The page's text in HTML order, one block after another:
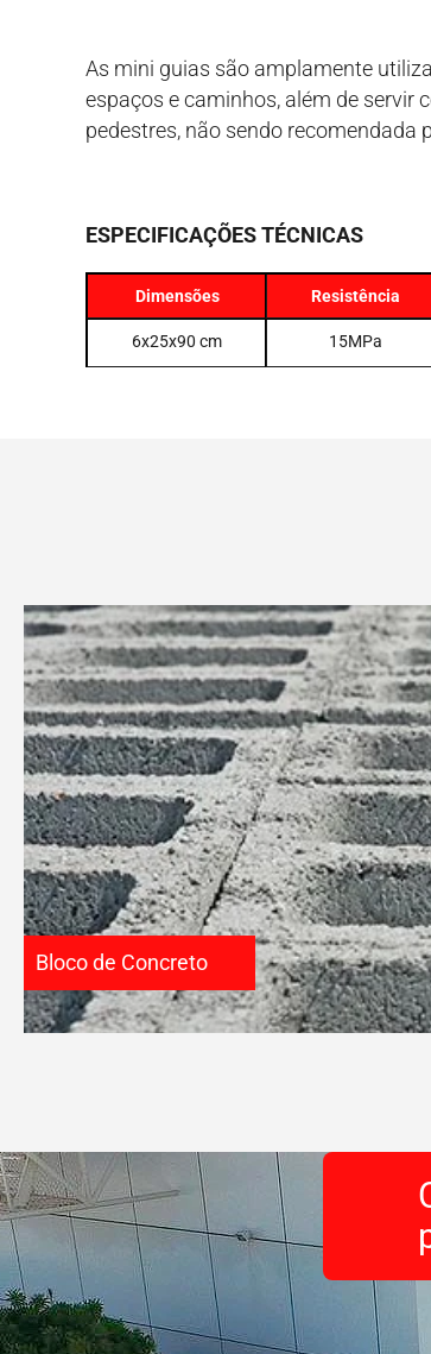
As mini guias são amplamente
espaços e caminhos, além de servir
pedestres, não sendo recomendada
ESPECIFICAÇÕES TÉCNICAS
Dimensões Resistência
6x25x90 cm 15MPa
Bloco de Concreto